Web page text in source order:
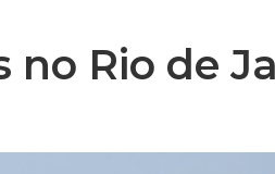
no Rio de